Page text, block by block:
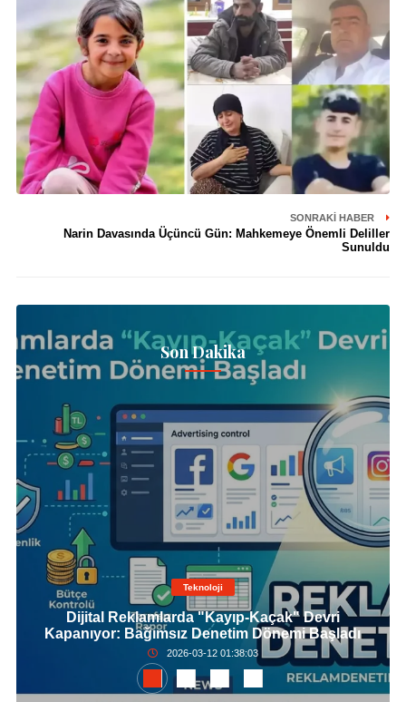
SONRAKI HABER
Narin Davasında Üçüncü Gün: Mahkemeye Önemli Deliller
Sunuldu
Son Dakika
Teknoloji
Dijital Reklamlarda "Kayıp-Kaçak" Devri
Kapanıyor: Bağımsız Denetim Dönemi Başladı
2026-03-12 01:38:03